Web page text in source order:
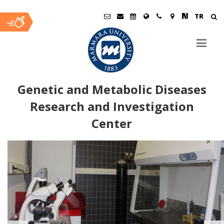
TR
Genetic and Metabolic Diseases
Research and Investigation
Center
İçerik